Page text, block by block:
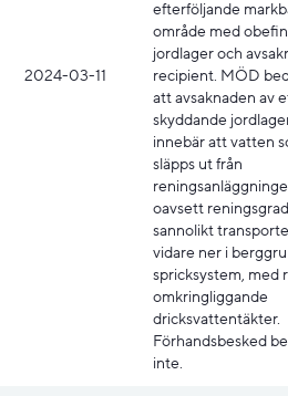
2024-03-11
efterföljande
område med
jordlager och
recipient. MÖD
att avsaknaden av
skyddande
innebär att vatten
släpps ut från
oavsett
sannolikt
vidare ner i
spricksystem, med
omkringliggande
dricksvattentäkter.
Förhandsbesked
inte.